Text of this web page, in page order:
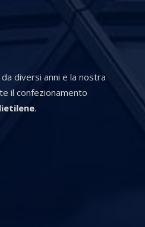
diversi anni e la nostra
il confezionamento
.